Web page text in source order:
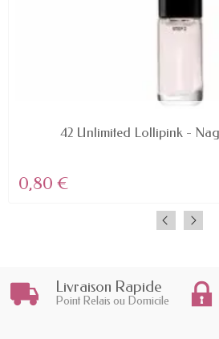
42 Unlimited Lollipink -
0,80 €
Livraison Rapide
Point Relais ou Domicile